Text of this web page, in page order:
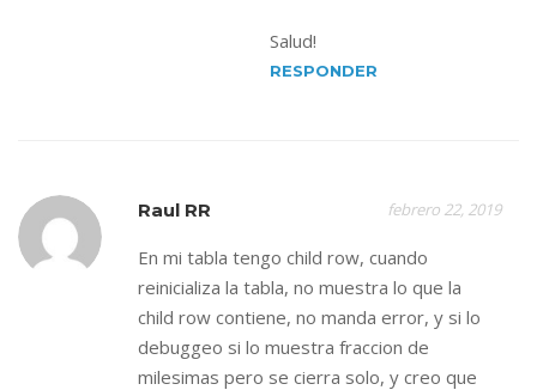
Salud!
RESPONDER
Raul RR febrero 22, 2019
En mi tabla tengo child row, cuando
reinicializa la tabla, no muestra lo que la
child row contiene, no manda error, y si lo
debuggeo si lo muestra fraccion de
milesimas pero se cierra solo, y creo que